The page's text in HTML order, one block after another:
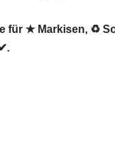
für ★ Markisen, ♻